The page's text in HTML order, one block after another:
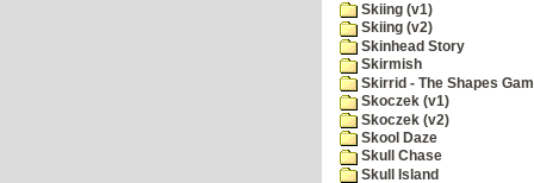
Skiing (v1)
Skiing (v2)
Skinhead Story
Skirmish
Skirrid - The Shapes
Skoczek (v1)
Skoczek (v2)
Skool Daze
Skull Chase
Skull Island